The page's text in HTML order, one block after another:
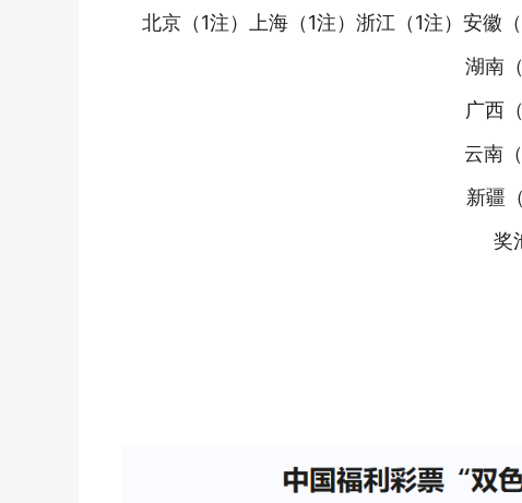
北京（1注）上海（1注）浙江（1注）安徽
湖南
广西
云南
新疆
奖